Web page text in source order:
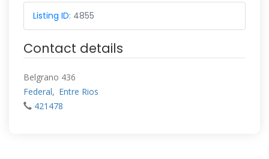
Listing ID: 4855
Contact details
Belgrano 436
Federal, Entre Rios
421478